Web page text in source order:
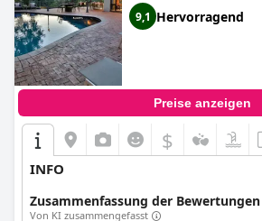
9,1 Hervorragend
Preise anzeigen
$
INFO
Zusammenfassung der Bewertungen
Von KI zusammengefasst